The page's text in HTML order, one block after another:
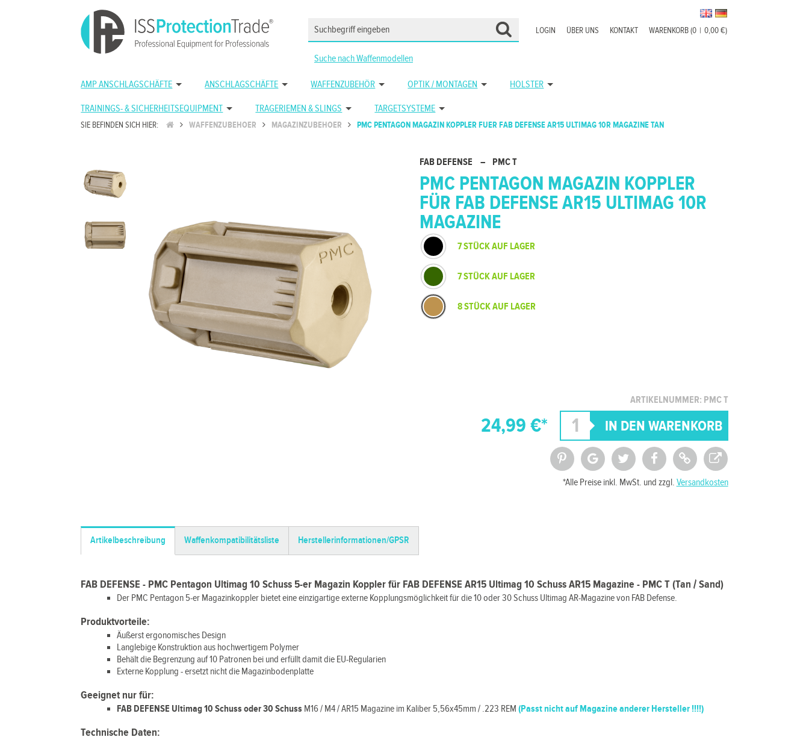
WARENKORB (0 | 0,00 €)
KONTAKT
ÜBER UNS
LOGIN
Suche nach Waffenmodellen
AMP ANSCHLAGSCHÄFTE ANSCHLAGSCHÄFTE WAFFENZUBEHÖR OPTIK / MONTAGEN HOLSTER
TRAININGS- & SICHERHEITSEQUIPMENT TRAGERIEMEN & SLINGS TARGETSYSTEME
SIE BEFINDEN SICH HIER: WAFFENZUBEHOER MAGAZINZUBEHOER PMC PENTAGON MAGAZIN KOPPLER FUER FAB DEFENSE AR15 ULTIMAG 10R MAGAZINE TAN
FAB DEFENSE – PMC T
PMC PENTAGON MAGAZIN KOPPLER
FÜR FAB DEFENSE AR15 ULTIMAG 10R
MAGAZINE
ARTIKELNUMMER: PMC T
7 STÜCK AUF LAGER
7 STÜCK AUF LAGER
8 STÜCK AUF LAGER
24,99 €*
*Alle Preise inkl. MwSt. und zzgl. Versandkosten
Artikelbeschreibung Waffenkompatibilitätsliste Herstellerinformationen/GPSR
FAB DEFENSE - PMC Pentagon Ultimag 10 Schuss 5-er Magazin Koppler für FAB DEFENSE AR15 Ultimag 10 Schuss AR15 Magazine - PMC T (Tan / Sand)
Der PMC Pentagon 5-er Magazinkoppler bietet eine einzigartige externe Kopplungsmöglichkeit für die 10 oder 30 Schuss Ultimag AR-Magazine von FAB Defense.
Produktvorteile:
Äußerst ergonomisches Design
Langlebige Konstruktion aus hochwertigem Polymer
Behält die Begrenzung auf 10 Patronen bei und erfüllt damit die EU-Regularien
Externe Kopplung - ersetzt nicht die Magazinbodenplatte
Geeignet nur für:
FAB DEFENSE Ultimag 10 Schuss oder 30 Schuss M16 / M4 / AR15 Magazine im Kaliber 5,56x45mm / .223 REM(Passt nicht auf Magazine anderer Hersteller !!!!)
Technische Daten: